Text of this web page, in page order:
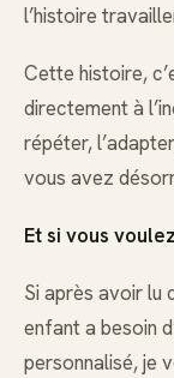
l’histoire
Cette histoire,
directement à
répéter,
vous avez
Et si vous
Si après avoir lu
enfant a besoin
personnalisé, je